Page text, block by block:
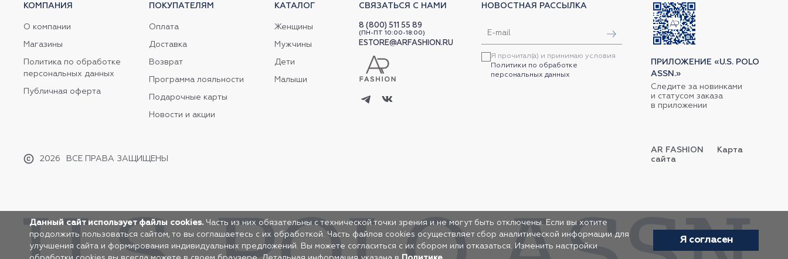
КОМПАНИЯ
О компании
Магазины
Политика по обработке
персональных данных
Публичная оферта
2026 ВСЕ ПРАВА ЗАЩИЩЕНЫ
ПОКУПАТЕЛЯМ
Оплата
Доставка
Возврат
Программа лояльности
Подарочные карты
Новости и акции
КАТАЛОГ
Женщины
Мужчины
Дети
Малыши
СВЯЗАТЬСЯ С НАМИ
8 (800) 511 55 89
(ПН-ПТ 10:00-18:00)
ESTORE@ARFASHION.RU
НОВОСТНАЯ РАССЫЛКА
Я прочитал(а) и принимаю условия
Политики по обработке
персональных данных
ПРИЛОЖЕНИЕ «U.S. POLO
ASSN.»
Следите за новинками
и статусом заказа
в приложении
AR FASHION
Карта
сайта
Данный сайт использует файлы cookies. Часть из них обязательны с технической точки зрения и не могут быть отключены. Если вы хотите
продолжить пользоваться сайтом, то вы соглашаетесь с их обработкой. Часть файлов cookies осуществляет сбор аналитической информации для
улучшения сайта и формирования индивидуальных предложений. Вы можете согласиться с их сбором или отказаться. Изменить настройки
Я согласен